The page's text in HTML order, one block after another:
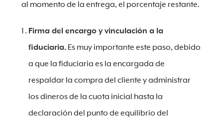
al momento de la entrega, el porcentaje restante.
Firma del encargo y vinculación a la
fiduciaria.Es muy importante este paso, debido
a que la fiduciaria es la encargada de
respaldar la compra del cliente y administrar
los dineros de la cuota inicial hasta la
declaración del punto de equilibrio del